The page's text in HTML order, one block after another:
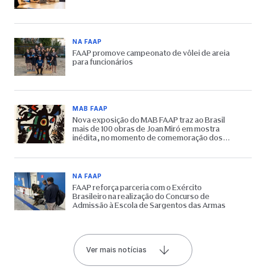
NA FAAP
FAAP promove campeonato de vôlei de areia
para funcionários
MAB FAAP
Nova exposição do MAB FAAP traz ao Brasil
mais de 100 obras de Joan Miró em mostra
inédita, no momento de comemoração dos
NA FAAP
FAAP reforça parceria com o Exército
Brasileiro na realização do Concurso de
Admissão à Escola de Sargentos das Armas
Ver mais notícias